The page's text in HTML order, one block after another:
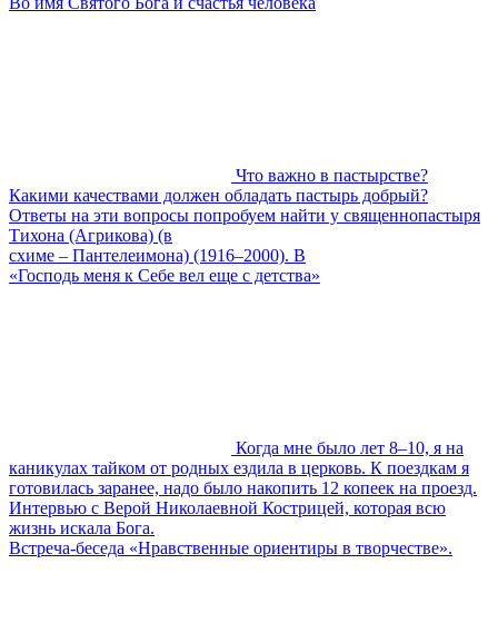
Что важно в пастырстве?
Какими качествами должен обладать пастырь добрый?
Ответы на эти вопросы попробуем найти у священнопастыря
Тихона (Агрикова) (в
схиме – Пантелеимона) (1916–2000). В
«Господь меня к Себе вел еще с детства»
Когда мне было лет 8–10, я на
каникулах тайком от родных ездила в церковь. К поездкам я
готовилась заранее, надо было накопить 12 копеек на проезд.
Интервью с Верой Николаевной Кострицей, которая всю
жизнь искала Бога.
Встреча-беседа «Нравственные ориентиры в творчестве».